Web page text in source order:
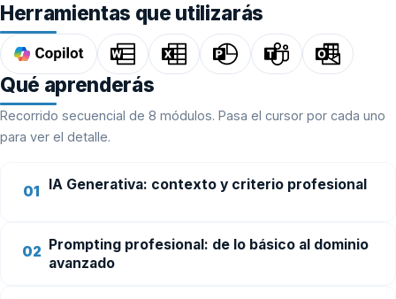
Herramientas que utilizarás
Qué aprenderás
Recorrido secuencial de 8 módulos. Pasa el cursor por cada uno
para ver el detalle.
01 IA Generativa: contexto y criterio profesional
02 Prompting profesional: de lo básico al dominio
avanzado